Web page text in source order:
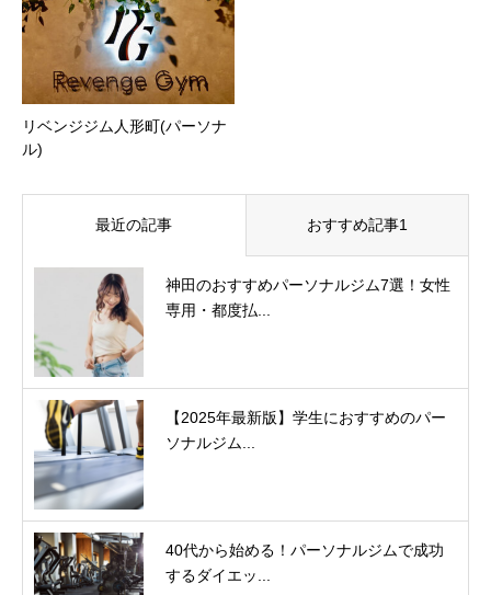
リベンジジム人形町(パーソナ
ル)
最近の記事 おすすめ記事1
神田のおすすめパーソナルジム7選！女性
専用・都度払...
【2025年最新版】学生におすすめのパー
ソナルジム...
40代から始める！パーソナルジムで成功
するダイエッ...